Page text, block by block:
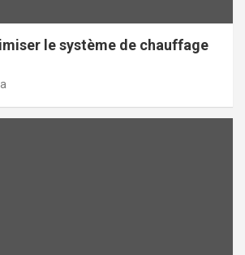
le système de chauffage